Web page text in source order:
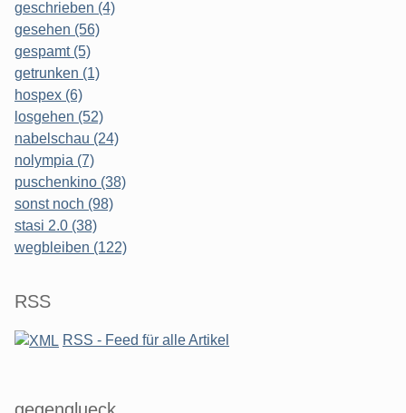
geschrieben (4)
gesehen (56)
gespamt (5)
getrunken (1)
hospex (6)
losgehen (52)
nabelschau (24)
nolympia (7)
puschenkino (38)
sonst noch (98)
stasi 2.0 (38)
wegbleiben (122)
RSS
RSS - Feed für alle Artikel